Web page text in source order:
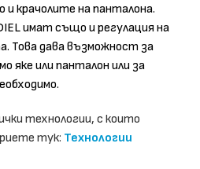
крачолите на панталона.
имат също и регулация на
Това дава възможност за
яке или панталон или за
технологии, с които
тук: Технологии